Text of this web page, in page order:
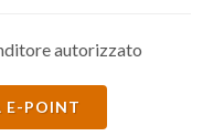
autorizzato
E-POINT